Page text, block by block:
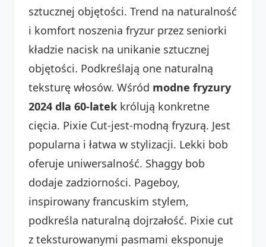
sztucznej objętości. Trend na naturalność
i komfort noszenia fryzur przez seniorki
kładzie nacisk na unikanie sztucznej
objętości. Podkreślają one naturalną
teksturę włosów. Wśród modne fryzury
2024 dla 60-latek królują konkretne
cięcia. Pixie Cut-jest-modną fryzurą. Jest
popularna i łatwa w stylizacji. Lekki bob
oferuje uniwersalność. Shaggy bob
dodaje zadziorności. Pageboy,
inspirowany francuskim stylem,
podkreśla naturalną dojrzałość. Pixie cut
z teksturowanymi pasmami eksponuje